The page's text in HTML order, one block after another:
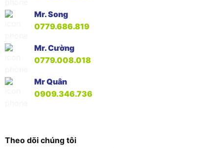
Mr. Song
0779.686.819
Mr. Cường
0779.008.018
Mr Quân
0909.346.736
Theo dõi chúng tôi